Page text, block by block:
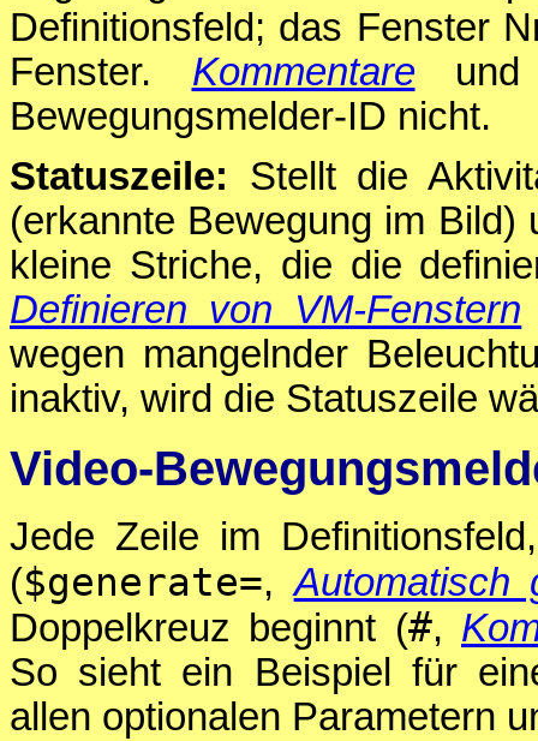
Definitionsfeld; das Fenster
Fenster. Kommentareund
Bewegungsmelder-ID nicht.
Statuszeile: Stellt die
(erkannte Bewegung im
kleine Striche, die die
Definieren von VM-Fenstern
wegen mangelnder
inaktiv, wird die Statuszeile
Video-
Jede Zeile im
($generate=,Automatisch
Doppelkreuz beginnt (#,
So sieht ein Beispiel für
allen optionalen Parametern